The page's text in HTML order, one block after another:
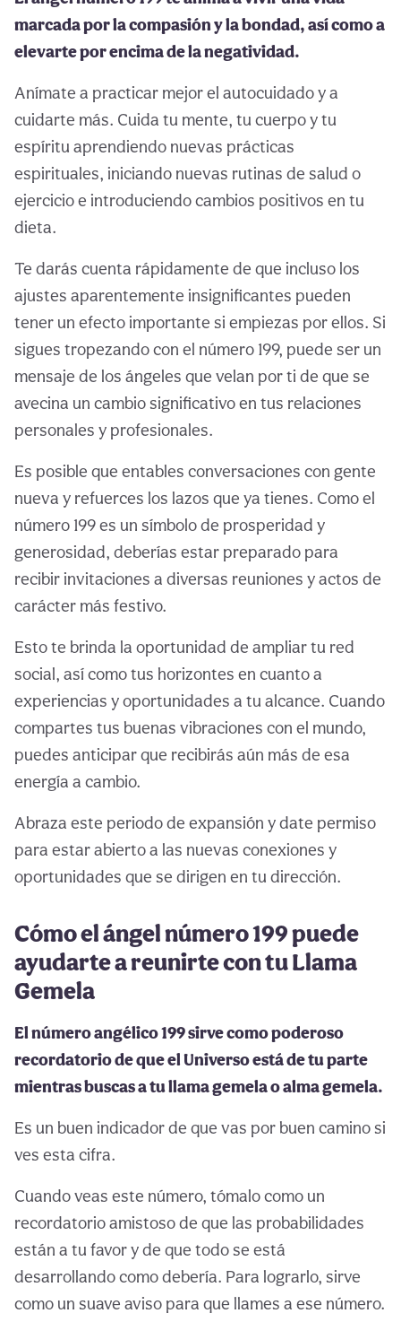
marcada por la compasión y la bondad, así como a
elevarte por encima de la negatividad.
Anímate a practicar mejor el autocuidado y a
cuidarte más. Cuida tu mente, tu cuerpo y tu
espíritu aprendiendo nuevas prácticas
espirituales, iniciando nuevas rutinas de salud o
ejercicio e introduciendo cambios positivos en tu
dieta.
Te darás cuenta rápidamente de que incluso los
ajustes aparentemente insignificantes pueden
tener un efecto importante si empiezas por ellos. Si
sigues tropezando con el número 199, puede ser un
mensaje de los ángeles que velan por ti de que se
avecina un cambio significativo en tus relaciones
personales y profesionales.
Es posible que entables conversaciones con gente
nueva y refuerces los lazos que ya tienes. Como el
número 199 es un símbolo de prosperidad y
generosidad, deberías estar preparado para
recibir invitaciones a diversas reuniones y actos de
carácter más festivo.
Esto te brinda la oportunidad de ampliar tu red
social, así como tus horizontes en cuanto a
experiencias y oportunidades a tu alcance. Cuando
compartes tus buenas vibraciones con el mundo,
puedes anticipar que recibirás aún más de esa
energía a cambio.
Abraza este periodo de expansión y date permiso
para estar abierto a las nuevas conexiones y
oportunidades que se dirigen en tu dirección.
Cómo el ángel número 199 puede
ayudarte a reunirte con tu Llama
Gemela
El número angélico 199 sirve como poderoso
recordatorio de que el Universo está de tu parte
mientras buscas a tu llama gemela o alma gemela.
Es un buen indicador de que vas por buen camino si
ves esta cifra.
Cuando veas este número, tómalo como un
recordatorio amistoso de que las probabilidades
están a tu favor y de que todo se está
desarrollando como debería. Para lograrlo, sirve
como un suave aviso para que llames a ese número.